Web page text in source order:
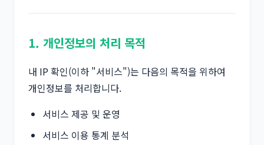
1. 개인정보의 처리 목적
내 IP 확인(이하 "서비스")는 다음의 목적을 위하여
개인정보를 처리합니다.
서비스 제공 및 운영
서비스 이용 통계 분석